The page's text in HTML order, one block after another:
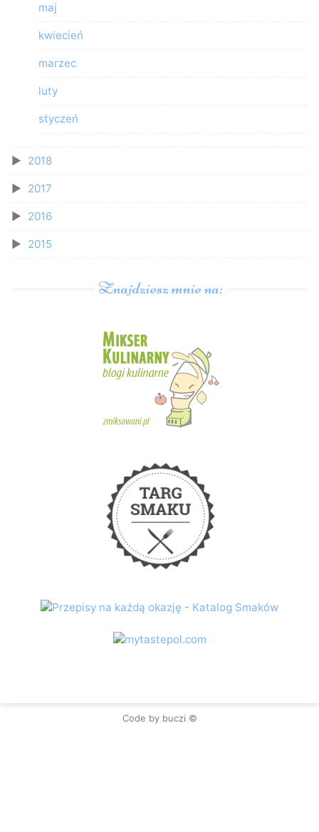
maj
kwiecień
marzec
luty
styczeń
2018
2017
2016
2015
Znajdziesz mnie na:
Code by buczi ©